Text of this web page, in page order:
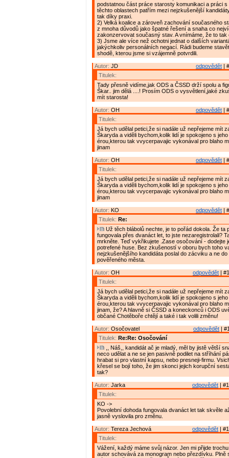
podstatnou část práce starosty komunikaci a práci s
těchto oblastech patřím mezi nejzkušenější
tak díky praxi.
2) Velká koalice a zároveň zachování současného
z mnoha důvodů jako špatné řešení a snaha co
zakonzervovat současný stav. A vnímáme, že to tak
3) Jsme ale více než ochotni jednat o dalších
jakýchkoliv personálních negací. Rádi budeme
shodě, kterou jsme si vzájemně potvrdili.
odpovědět |
Autor: JD
Titulek:
Tady přesně vidíme,jak ODS a ČSSD drží spolu a
Škar.. jim dělá ....! Prosím ODS o vysvětlení,jaké
mít starosta!
odpovědět |
Autor: OH
Titulek:
Já bych udělal petici,že si nadále už nepřejeme mít
Škaryda a viděli bychom,kolik lidí je spokojeno s jeho
érou,kterou tak vvycerpavajic vykonával pro blaho
jinam
odpovědět |
Autor: OH
Titulek:
Já bych udělal petici,že si nadále už nepřejeme mít
Škaryda a viděli bychom,kolik lidí je spokojeno s jeho
érou,kterou tak vvycerpavajic vykonával pro blaho
jinam
odpovědět |
Autor: KO
Titulek: Re:
Už těch blábolů nechte, je to pořád dokola. Že ta
fungovala přes dvanáct let, to jste nezaregistrolali?
mrkněte. Teď vykřikujete .Zase osočování - dodejte
potrefené huse. Bez zkušeností v oboru bych toho
nejzkušenějšího kandidáta poslal do zácviku a ne
pověřeného města.
odpovědět |
Autor: OH
Titulek:
Já bych udělal petici,že si nadále už nepřejeme mít
Škaryda a viděli bychom,kolik lidí je spokojeno s jeho
érou,kterou tak vvycerpavajic vykonával pro blaho
jinam, že? A hlavně si ČSSD a koneckonců i ODS
občané Chotěboře chtějí a také i tak volili změnu!
odpovědět |
Autor: Osočovatel
Titulek: Re:Re: Osočování
,, Náš,, kandidát ač je mladý, měl by jistě větší
neco udělat a ne se jen pasivně podilet na stříhání
hrabat si pro vlastní kapsu, nebo presneji-firmu.
křesel se bojí toho, že jim skonci jejich korupční
tak?
odpovědět |
Autor: Jarka
Titulek:
KO ->
Povolební dohoda fungovala dvanáct let tak skvěle
jasně vyslovila pro změnu.
odpovědět |
Autor: Tereza Jechová
Titulek:
Vážení, každý máme svůj názor. Jen mi přijde
autor schovává za monogram nebo přezdívku. Plně